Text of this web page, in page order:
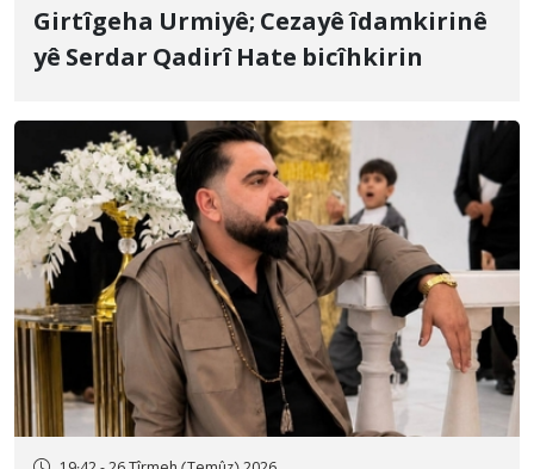
Girtîgeha Urmiyê; Cezayê îdamkirinê
yê Serdar Qadirî Hate bicîhkirin